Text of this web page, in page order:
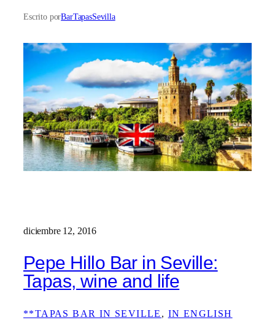
Escrito porBarTapasSevilla
diciembre 12, 2016
Pepe Hillo Bar in Seville:
Tapas, wine and life
**TAPAS BAR IN SEVILLE , IN ENGLISH